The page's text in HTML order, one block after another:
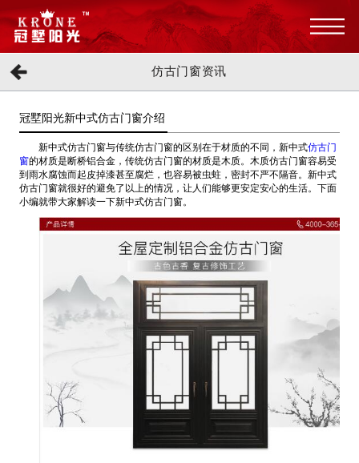
仿古门窗资讯
冠墅阳光新中式仿古门窗介绍
新中式仿古门窗与传统仿古门窗的区别在于材质的不同，新中式仿古门
窗的材质是断桥铝合金，传统仿古门窗的材质是木质。木质仿古门窗容易受
到雨水腐蚀而起皮掉漆甚至腐烂，也容易被虫蛀，密封不严不隔音。新中式
仿古门窗就很好的避免了以上的情况，让人们能够更安定安心的生活。下面
小编就带大家解读一下新中式仿古门窗。